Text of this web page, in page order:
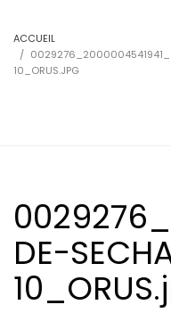
ACCUEIL
10_ORUS.JPG
DE-